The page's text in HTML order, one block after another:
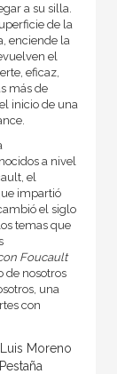
a su silla.
de la
enciende la
el
eficaz,
más de
inicio de una
a nivel
el
impartió
el siglo
temas que
Foucault
de nosotros
una
con
Moreno
Pestaña